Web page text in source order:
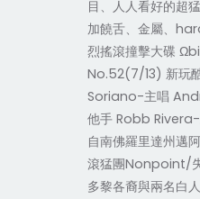
目、人人看好的超
加饒舌、金屬、
烈搖滾撞擊大碟
No.52(7/13) 新玩
Soriano-主唱
他手 Robb
自南佛羅里達州邁
滾猛團Nonpoint/
多黎各裔與兩名白